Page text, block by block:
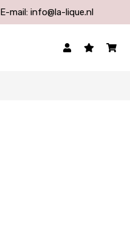
E-mail:info@la-lique.nl